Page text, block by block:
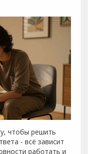
чтобы решить
- всё зависит
работать и